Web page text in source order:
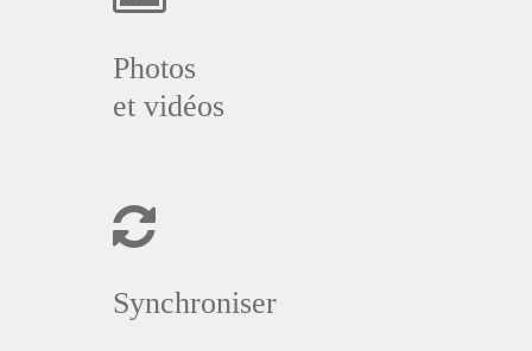
Photos
et vidéos
Synchroniser